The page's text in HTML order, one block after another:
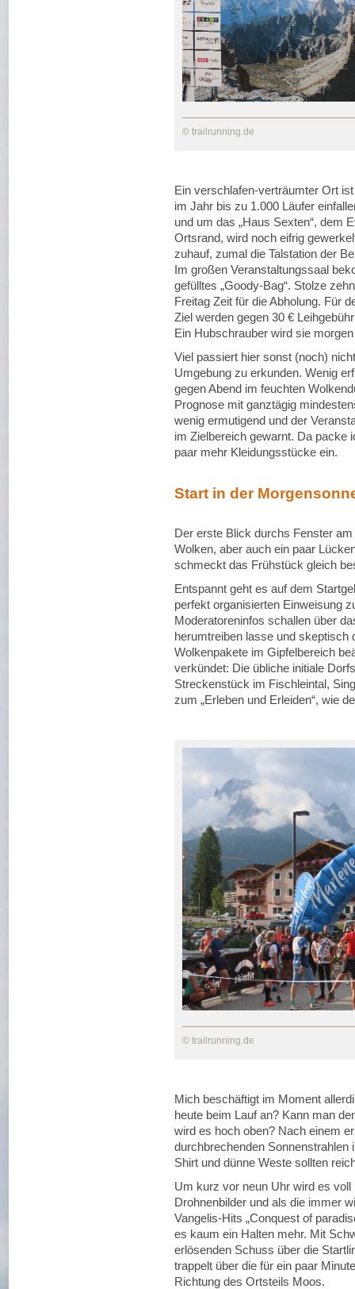
© trailrunning.de
Ein verschlafen-verträumter Ort
im Jahr bis zu 1.000 Läufer
und um das „Haus Sexten“, dem
Ortsrand, wird noch eifrig
zuhauf, zumal die Talstation der
Im großen Veranstaltungssaal
gefülltes „Goody-Bag“. Stolze
Freitag Zeit für die Abholung. Für
Ziel werden gegen 30 €
Ein Hubschrauber wird sie
Viel passiert hier sonst (noch)
Umgebung zu erkunden. Wenig
gegen Abend im feuchten
Prognose mit ganztägig
wenig ermutigend und der
im Zielbereich gewarnt. Da packe
paar mehr Kleidungsstücke ein.
Start in der
Der erste Blick durchs Fenster
Wolken, aber auch ein paar
schmeckt das Frühstück gleich
Entspannt geht es auf dem
perfekt organisierten Einweisung
Moderatoreninfos schallen über
herumtreiben lasse und skeptisch
Wolkenpakete im Gipfelbereich
verkündet: Die übliche initiale
Streckenstück im Fischleintal,
zum „Erleben und Erleiden“, wie
© trailrunning.de
Mich beschäftigt im Moment
heute beim Lauf an? Kann man
wird es hoch oben? Nach einem
durchbrechenden
Shirt und dünne Weste sollten
Um kurz vor neun Uhr wird es
Drohnenbilder und als die immer
Vangelis-Hits „Conquest of
es kaum ein Halten mehr. Mit
erlösenden Schuss über die
trappelt über die für ein paar
Richtung des Ortsteils Moos.